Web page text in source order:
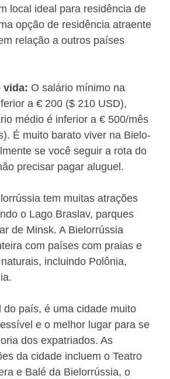
local ideal para residência de
opção de residência atraente
relação a outros países
vida: O salário mínimo na
a € 200 ($ 210 USD),
médio é inferior a € 500/mês
É muito barato viver na Bielo-
se você seguir a rota do
precisar pagar aluguel.
tem muitas atrações
o Lago Braslav, parques
de Minsk. A Bielorrússia
com países com praias e
incluindo Polônia,
do país, é uma cidade muito
e o melhor lugar para se
dos expatriados. As
da cidade incluem o Teatro
e Balé da Bielorrússia, o